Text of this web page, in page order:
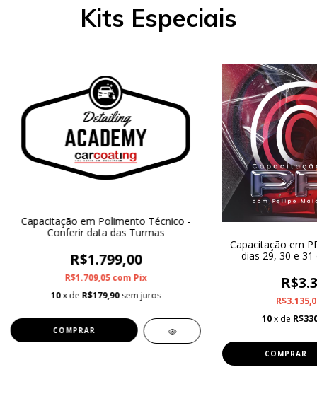
Kits Especiais
Capacitação em Polimento Técnico -
Conferir data das Turmas
R$1.799,00
R$1.709,05com Pix
10x de R$179,90 sem juros
COMPRAR
Capacitação em
dias 29, 30 e
10x de
COMPRAR